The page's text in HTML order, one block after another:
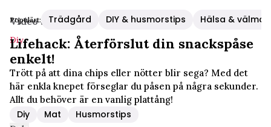
Populärt: Trädgård DIY & husmorstips Hälsa &
Video Start/Diy
Diy
Lifehack: Återförslut din snackspåse
enkelt!
Trött på att dina chips eller nötter blir sega? Med det
här enkla knepet förseglar du påsen på några sekunder.
Allt du behöver är en vanlig plattång!
Diy Mat Husmorstips